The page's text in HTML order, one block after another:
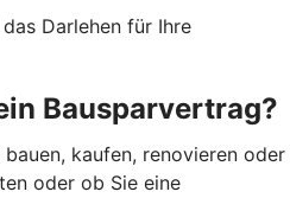
Darlehen für Ihre
Bausparvertrag?
kaufen, renovieren oder
oder ob Sie eine